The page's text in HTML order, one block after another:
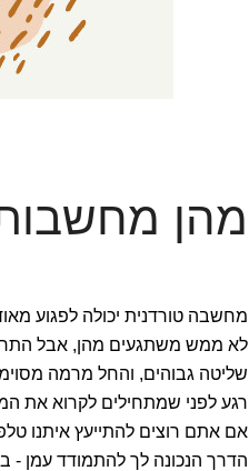
מהן מחשבות
מחשבה טורדנית יכולה לפגוע
לא ממש משתגעים מהן, אבל
שליטה גבוהים, והחל מרמה
רגע לפני שמתחילים לקרוא את
אם אתם רוצים להתייעץ איתנו
הדרך הנכונה לך להתמודד עמן -